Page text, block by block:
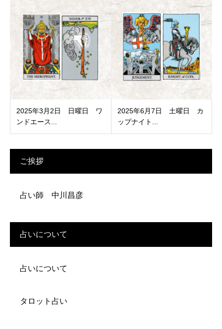
2025年3月2日 日曜日 ワ
ンドエース...
2025年6月7日 土曜日 カ
ップナイト...
ご挨拶
占い師 中川昌彦
占いについて
占いについて
タロット占い